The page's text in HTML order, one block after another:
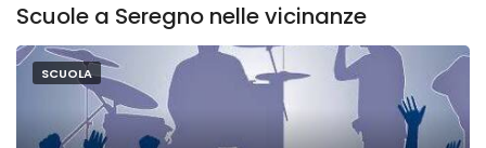
Scuole a Seregno nelle vicinanze
SCUOLA